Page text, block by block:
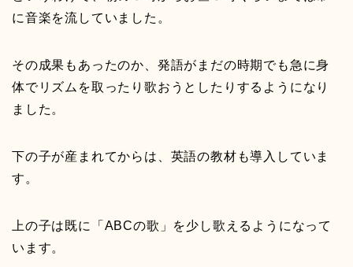
に音楽を流していました。
その成果もあったのか、発語がまだの時期でも急に身
体でリズムを取ったり歌おうとしたりするようになり
ました。
下の子が産まれてからは、英語の教材も導入していま
す。
上の子は既に「ABCの歌」を少し歌えるようになって
います。